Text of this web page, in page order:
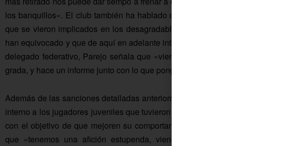
los banquillos». El club también ha hablado durante esta semana con
que se vieron implicados en los desagradables incidentes.
han equivocado y que de aquí en adelante intentarán que no ocurra más».
delegado federativo, Parejo señala que «viene a ver cómo se desarrolla
grada, y hace un informe junto con lo que ponga el árbitro en el acta».
Además de las sanciones detalladas anteriormente, el club también ha
interno a los jugadores juveniles que tuvieron una conducta antideportiva
con el objetivo de que mejoren su comportamiento. Por último, el
que «tenemos una afición estupenda, viene mucha gente a vernos y